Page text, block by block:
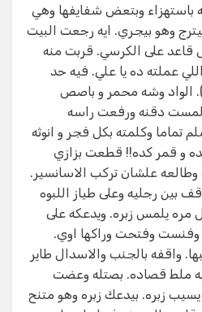
باستهزاء وبتعض شفايفها وهي
بيترج وهو بيجري. ايه رجعت البيت
على الكرسي. قربت منه
عملته ده يا علي. فيه حد
الواد وشه محمر و باصص
دقنه ورفعت راسه
تماما وكلمته بكل فجر و انوثه
و قمر كده!! قطعت بزازي
علشان تركب الاسانسير.
بين رجليه وعلى طياز اللبوه
مره يلمس زبره. ويدعكه على
وفتحت وراكها اوي.
واقفه بالجنب والاسدال طاير
ملط قصاده. بصتله وعضت
زبره. بيدعك زبره وهو متنح